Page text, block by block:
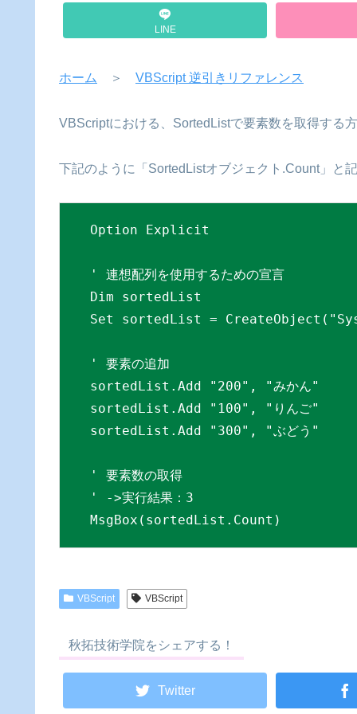
LINE
ホーム ＞ VBScript 逆引きリファレンス
VBScriptにおける、SortedListで要素数を取得する
下記のように「SortedListオブジェクト.Count」と
Option Explicit
' 連想配列を使用するための宣言
Dim sortedList
Set sortedList =
' 要素の追加
sortedList.Add "200", "みかん"
sortedList.Add "100", "りんご"
sortedList.Add "300", "ぶどう"
' 要素数の取得
' ->実行結果：3
MsgBox(sortedList.Count)
VBScript VBScript
秋拓技術学院をシェアする！
Twitter